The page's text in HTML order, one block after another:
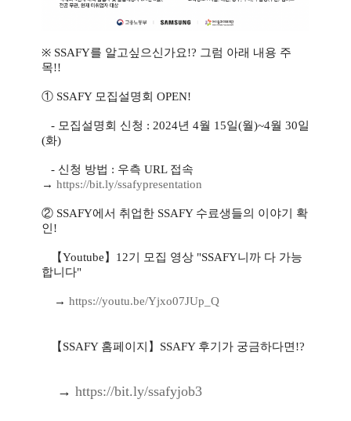
※ SSAFY를 알고싶으신가요!? 그럼 아래 내용 주
목!!
① SSAFY 모집설명회 OPEN!
- 모집설명회 신청 : 2024년 4월 15일(월)~4월 30일
(화)
- 신청 방법 : 우측 URL 접속
→ https://bit.ly/ssafypresentation
② SSAFY에서 취업한 SSAFY 수료생들의 이야기 확
인!
【Youtube】12기 모집 영상 "SSAFY니까 다 가능
합니다"
→ https://youtu.be/Yjxo07JUp_Q
【SSAFY 홈페이지】SSAFY 후기가 궁금하다면!?
→ https://bit.ly/ssafyjob3